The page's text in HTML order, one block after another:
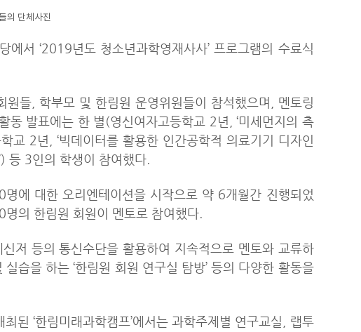
의 단체사진
서 ‘2019년도 청소년과학영재사사’ 프로그램의 수료식
들, 학부모 및 한림원 운영위원들이 참석했으며, 멘토링
발표에는 한 별(영신여자고등학교 2년, ‘미세먼지의 측
교 2년, ‘빅데이터를 활용한 인간공학적 의료기기 디자인
등 3인의 학생이 참여했다.
에 대한 오리엔테이션을 시작으로 약 6개월간 진행되었
의 한림원 회원이 멘토로 참여했다.
저 등의 통신수단을 활용하여 지속적으로 멘토와 교류하
습을 하는 ‘한림원 회원 연구실 탐방’ 등의 다양한 활동을
된 ‘한림미래과학캠프’에서는 과학주제별 연구교실, 랩투